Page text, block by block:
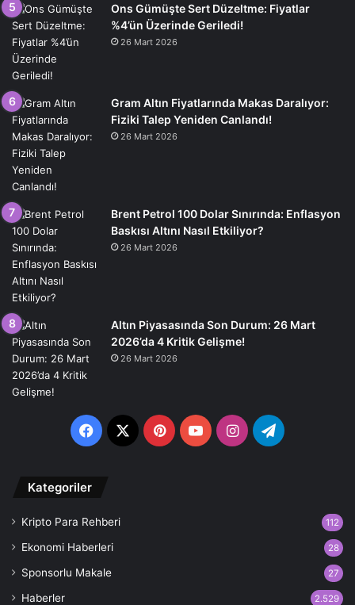
Ons Gümüşte Sert Düzeltme: Fiyatlar
%4’ün Üzerinde Geriledi!
26 Mart 2026
Gram Altın Fiyatlarında Makas Daralıyor:
Fiziki Talep Yeniden Canlandı!
26 Mart 2026
Brent Petrol 100 Dolar Sınırında: Enflasyon
Baskısı Altını Nasıl Etkiliyor?
26 Mart 2026
Altın Piyasasında Son Durum: 26 Mart
2026’da 4 Kritik Gelişme!
26 Mart 2026
Facebook
X PinterestYouTubeInstagramTelegram
Kategoriler
Kripto Para Rehberi 112
Ekonomi Haberleri 28
Sponsorlu Makale 27
Haberler 2.529